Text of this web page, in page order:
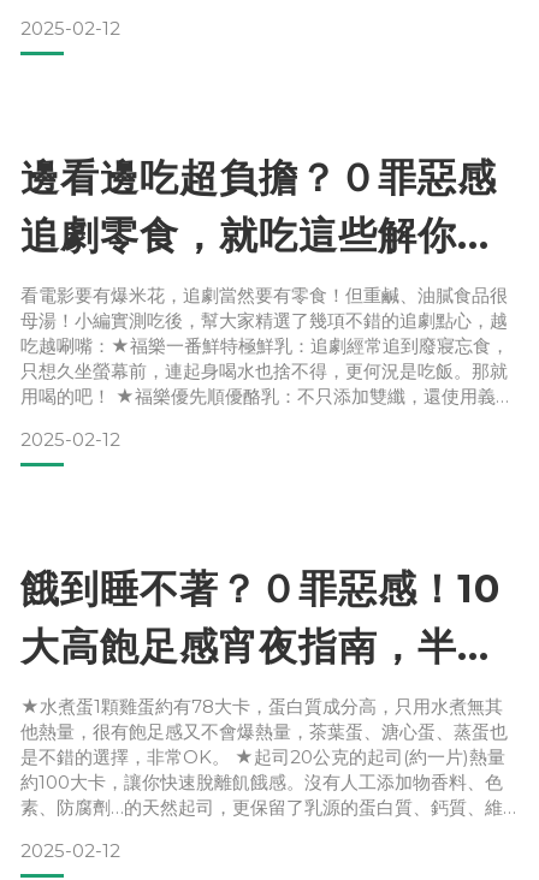
24元)+起司煎蛋(起司一片約8元、蛋一顆算10元)=42元菜單
四：海苔肉鬆飯捲包飯的海苔(一片算10元)+白飯(用前一晚吃
2025-02-12
邊看邊吃超負擔？０罪惡感
追劇零食，就吃這些解你的
饞！
看電影要有爆米花，追劇當然要有零食！但重鹹、油膩食品很
母湯！小編實測吃後，幫大家精選了幾項不錯的追劇點心，越
吃越唰嘴：★福樂一番鮮特極鮮乳：追劇經常追到廢寢忘食，
只想久坐螢幕前，連起身喝水也捨不得，更何況是吃飯。那就
用喝的吧！ ★福樂優先順優酪乳：不只添加雙纖，還使用義大
有助維持消化道機能！ ★桂格奇亞籽麥片：奇亞籽大家知道
吧！它的營養很多元，其中膳食纖維能幫助腸道蠕動、特殊的
2025-02-12
餓到睡不著？０罪惡感！10
大高飽足感宵夜指南，半夜
超適合！
★水煮蛋1顆雞蛋約有78大卡，蛋白質成分高，只用水煮無其
他熱量，很有飽足感又不會爆熱量，茶葉蛋、溏心蛋、蒸蛋也
是不錯的選擇，非常OK。 ★起司20公克的起司(約一片)熱量
約100大卡，讓你快速脫離飢餓感。沒有人工添加物香料、色
素、防腐劑…的天然起司，更保留了乳源的蛋白質、鈣質、維
合！我們常聽到「睡前喝溫牛奶有助入眠」，是因為牛奶含有
2025-02-12